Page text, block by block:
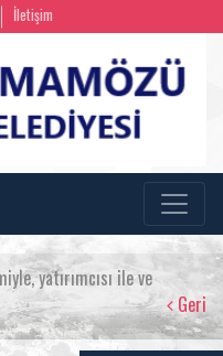
İletişim
yatırımcısı ile ve
Geri